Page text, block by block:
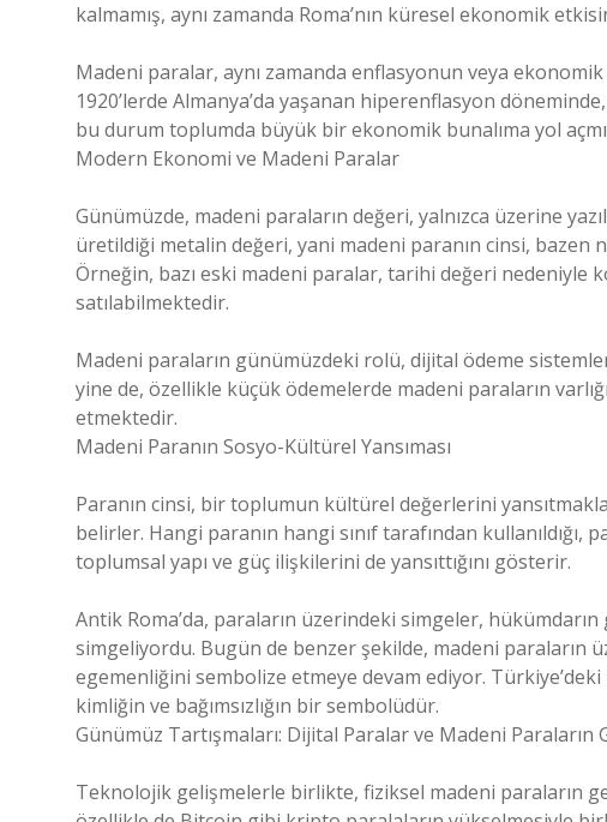
kalmamış, aynı zamanda Roma’nın küresel ekonomik
Madeni paralar, aynı zamanda enflasyonun veya
1920’lerde Almanya’da yaşanan hiperenflasyon
bu durum toplumda büyük bir ekonomik bunalıma yol
Modern Ekonomi ve Madeni Paralar
Günümüzde, madeni paraların değeri, yalnızca üzerine
üretildiği metalin değeri, yani madeni paranın cinsi,
Örneğin, bazı eski madeni paralar, tarihi değeri nedeniyle
satılabilmektedir.
Madeni paraların günümüzdeki rolü, dijital ödeme
yine de, özellikle küçük ödemelerde madeni paraların
etmektedir.
Madeni Paranın Sosyo-Kültürel Yansıması
Paranın cinsi, bir toplumun kültürel değerlerini yansıtmakla
belirler. Hangi paranın hangi sınıf tarafından kullanıldığı,
toplumsal yapı ve güç ilişkilerini de yansıttığını gösterir.
Antik Roma’da, paraların üzerindeki simgeler,
simgeliyordu. Bugün de benzer şekilde, madeni
egemenliğini sembolize etmeye devam ediyor.
kimliğin ve bağımsızlığın bir sembolüdür.
Günümüz Tartışmaları: Dijital Paralar ve Madeni Paraların
Teknolojik gelişmelerle birlikte, fiziksel madeni paraların